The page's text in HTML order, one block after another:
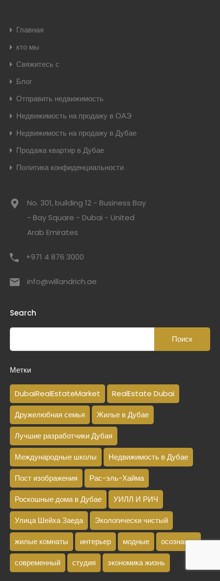
Главная
кто мы
Свяжитесь с
Блог
Отправить недвижимость
Недвижимость на продажу в ОАЭ
Недвижимость на продажу в Дубае
Продажа квартир в Дубае
Политика конфиденциальности
No. 301, building 12 - Business Bay
- Bay Square - Dubai - United
Arab Emirates
+971 4 876 3000
info@willandrich.ae
Search
Метки
DubaiRealEstateMarket RealEstate Dubai
Дружелюбная семья Жилье в Дубае
Лучшие разработчики Дубая
Международные школы Недвижимость в Дубае
Пост изображения Рас-эль-Хайма
Роскошные дома в Дубае УИЛЛ И РИЧ
Улица Шейха Заеда Экологически чистый
жилые комнаты интерьер модные осознание
современный студия экономика жизнь